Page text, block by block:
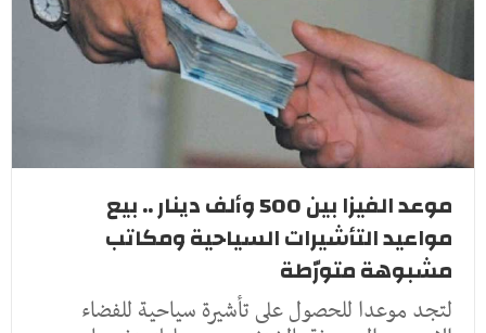
موعد الفيزا بين 500 وألف دينار .. بيع
مواعيد التأشيرات السياحية ومكاتب
مشبوهة متورّطة
لتجد موعدا للحصول على تأشيرة سياحية للفضاء